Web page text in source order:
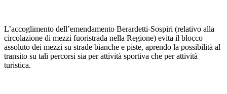
L’accoglimento dell’emendamento Berardetti-Sospiri (relativo alla
circolazione di mezzi fuoristrada nella Regione) evita il blocco
assoluto dei mezzi su strade bianche e piste, aprendo la possibilità al
transito su tali percorsi sia per attività sportiva che per attività
turistica.